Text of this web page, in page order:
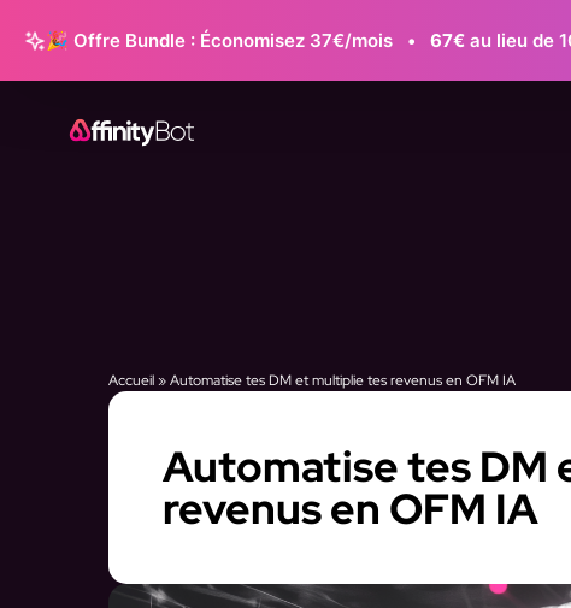
🎉 Offre Bundle : Économisez 37€/mois • 67€ au lieu de
Accueil»Automatise tes DM et multiplie tes revenus en OFM IA
Automatise tes DM
revenus en OFM IA